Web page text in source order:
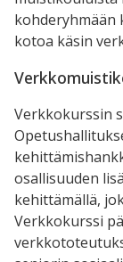
kohderyhmään
kotoa käsin
Verkkokurssin
osallisuuden
kehittämällä,
Verkkokurssi